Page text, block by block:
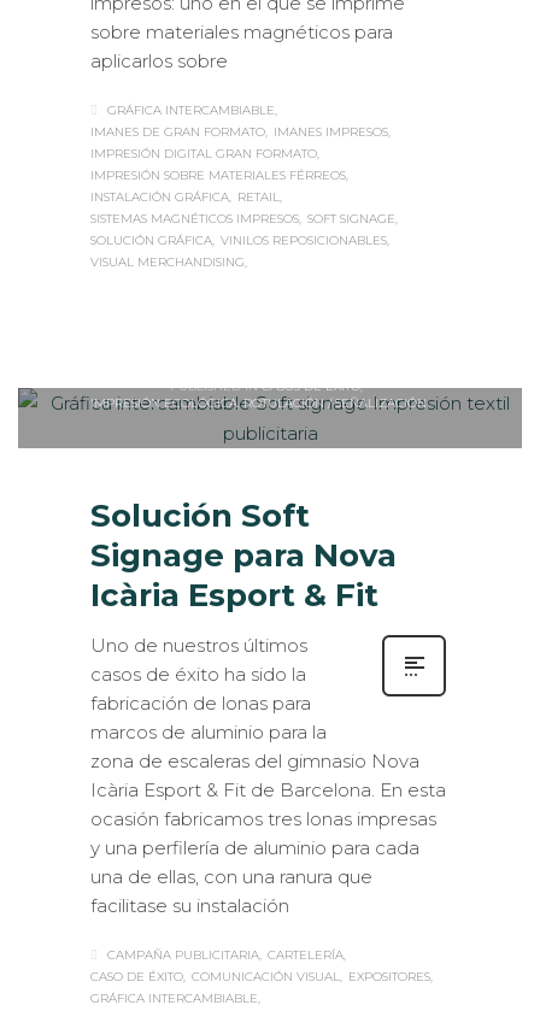
sobre materiales magnéticos para
aplicarlos sobre
GRÁFICA INTERCAMBIABLE
IMANES DE GRAN FORMATO
IMANES IMPRESOS
IMPRESIÓN DIGITAL GRAN FORMATO
IMPRESIÓN SOBRE MATERIALES FÉRREOS
INSTALACIÓN GRÁFICA
RETAIL
SISTEMAS MAGNÉTICOS IMPRESOS SOFT SIGNAGE
SOLUCIÓN GRÁFICA VINILOS REPOSICIONABLES
VISUAL MERCHANDISING
PUBLISHED IN CASOS DE ÉXITO,
IMPRESIÓN ECOLÓGICA,ROTULACIÓN / SEÑALIZACIÓN
Solución Soft
Signage para Nova
Icària Esport & Fit
Uno de nuestros últimos
casos de éxito ha sido la
fabricación de lonas para
marcos de aluminio para la
zona de escaleras del gimnasio Nova
Icària Esport & Fit de Barcelona. En esta
ocasión fabricamos tres lonas impresas
y una perfilería de aluminio para cada
una de ellas, con una ranura que
facilitase su instalación
CAMPAÑA PUBLICITARIA CARTELERÍA
CASO DE ÉXITO COMUNICACIÓN VISUAL
EXPOSITORES
GRÁFICA INTERCAMBIABLE